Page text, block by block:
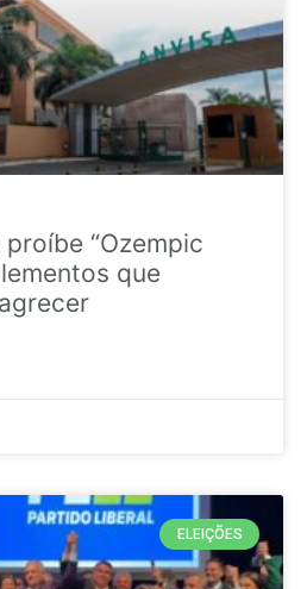
“Ozempic
que
ELEIÇÕES